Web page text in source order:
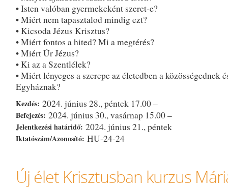
• Isten valóban gyermekeként szeret-e?
• Miért nem tapasztalod mindig ezt?
• Kicsoda Jézus Krisztus?
• Miért fontos a hited? Mi a megtérés?
• Miért Úr Jézus?
• Ki az a Szentlélek?
• Miért lényeges a szerepe az életedben a közösségednek
Egyháznak?
Kezdés: 2024. június 28., péntek 17.00 –
Befejezés: 2024. június 30., vasárnap 15.00 –
Jelentkezési határidő: 2024. június 21., péntek
Iktatószám/Azonosító: HU-24-24
Új élet Krisztusban kurzus